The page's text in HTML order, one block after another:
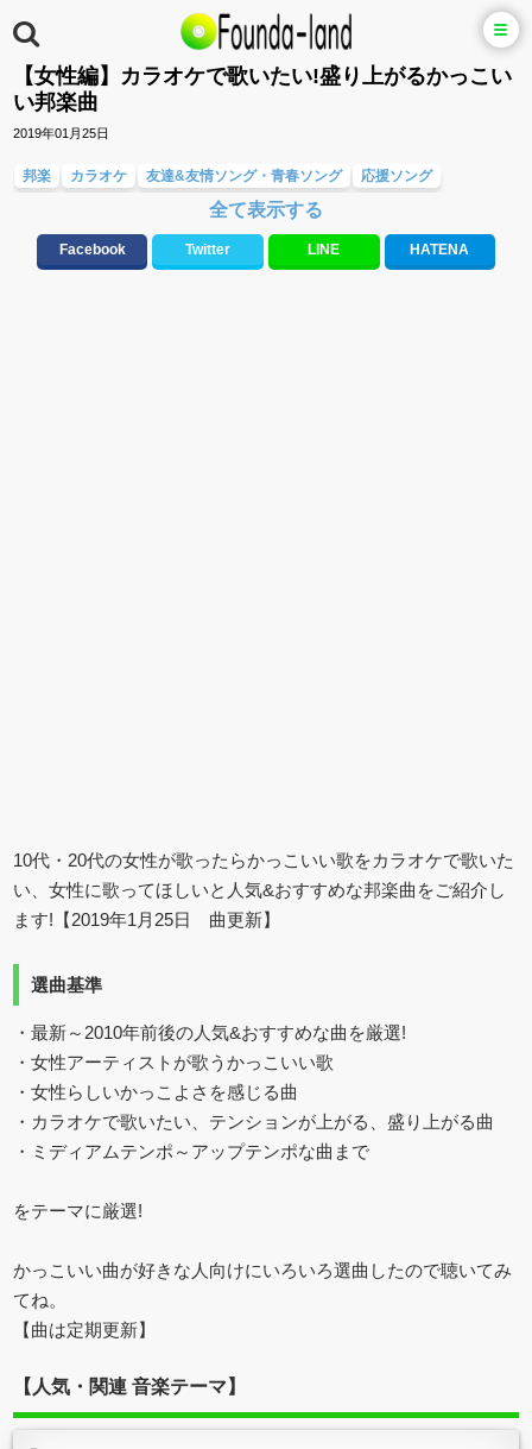
【女性編】カラオケで歌いたい!盛り上がるかっこい
い邦楽曲
2019年01月25日
邦楽 カラオケ 友達&友情ソング・青春ソング 応援ソング
テンションが上がる歌&盛り上がる曲 メロディ・曲の雰囲気別
人気曲&おすすめ
全て表示する
Facebook Twitter LINE HATENA
10代・20代の女性が歌ったらかっこいい歌をカラオケで歌いた
い、女性に歌ってほしいと人気&おすすめな邦楽曲をご紹介し
ます!【2019年1月25日 曲更新】
選曲基準
・最新～2010年前後の人気&おすすめな曲を厳選!
・女性アーティストが歌うかっこいい歌
・女性らしいかっこよさを感じる曲
・カラオケで歌いたい、テンションが上がる、盛り上がる曲
・ミディアムテンポ～アップテンポな曲まで
をテーマに厳選!
かっこいい曲が好きな人向けにいろいろ選曲したので聴いてみ
てね。
【曲は定期更新】
【人気・関連 音楽テーマ】